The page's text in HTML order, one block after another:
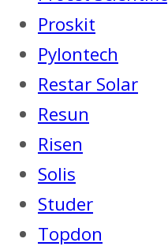
Proskit
Pylontech
Restar Solar
Resun
Risen
Solis
Studer
Topdon